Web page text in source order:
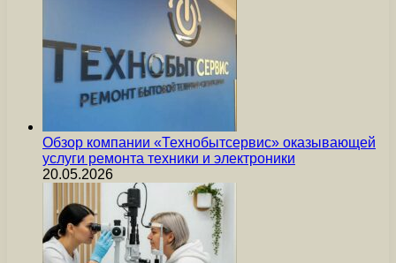
Обзор компании «Технобытсервис» оказывающей
услуги ремонта техники и электроники
20.05.2026